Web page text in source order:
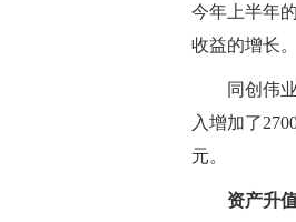
今年上半年
收益的增长。
同创伟
入增加了
元。
资产升